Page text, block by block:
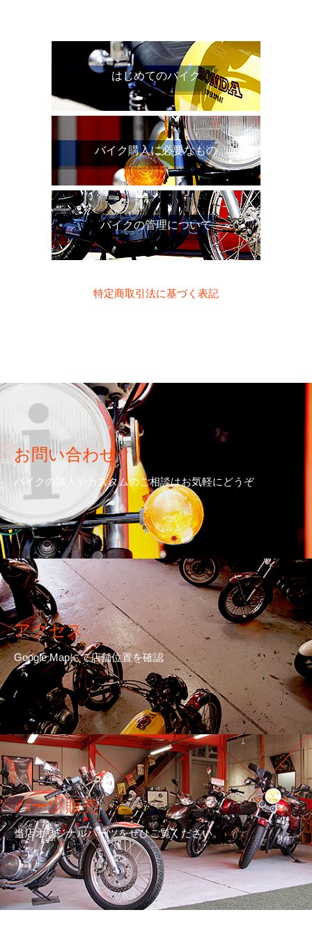
はじめてのバイク
バイク購入に必要なもの
バイクの管理について
特定商取引法に基づく表記
お問い合わせ
バイクの購入やカスタムのご相談はお気軽にどうぞ
アクセス
Google Mapにて店舗位置を確認
パーツ販売
当店オリジナルパーツをぜひご覧ください。